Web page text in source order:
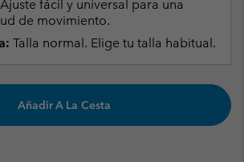
Ajuste fácil y universal para una
de movimiento.
Talla normal. Elige tu talla habitual.
Añadir A La Cesta